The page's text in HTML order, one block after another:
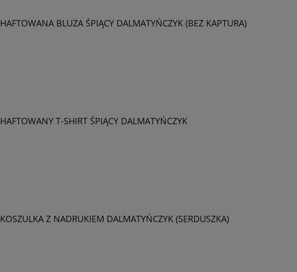
HAFTOWANA BLUZA ŚPIĄCY DALMATYŃCZYK (BEZ KAPTURA)
HAFTOWANY T-SHIRT ŚPIĄCY DALMATYŃCZYK
KOSZULKA Z NADRUKIEM DALMATYŃCZYK (SERDUSZKA)